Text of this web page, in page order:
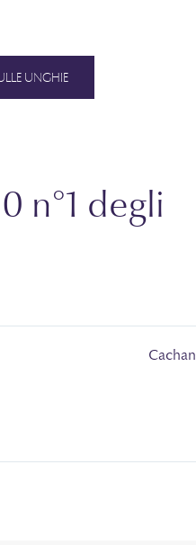
UNGHIE
n°1 degli
Cachan